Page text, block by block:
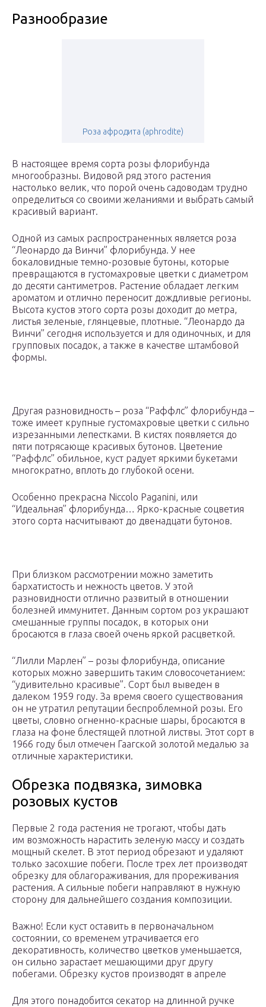
Разнообразие
Роза афродита (aphrodite)
В настоящее время сорта розы флорибунда
многообразны. Видовой ряд этого растения
настолько велик, что порой очень садоводам трудно
определиться со своими желаниями и выбрать самый
красивый вариант.
Одной из самых распространенных является роза
“Леонардо да Винчи” флорибунда. У нее
бокаловидные темно-розовые бутоны, которые
превращаются в густомахровые цветки с диаметром
до десяти сантиметров. Растение обладает легким
ароматом и отлично переносит дождливые регионы.
Высота кустов этого сорта розы доходит до метра,
листья зеленые, глянцевые, плотные. “Леонардо да
Винчи” сегодня используется и для одиночных, и для
групповых посадок, а также в качестве штамбовой
формы.
Другая разновидность – роза “Раффлс” флорибунда –
тоже имеет крупные густомахровые цветки с сильно
изрезанными лепестками. В кистях появляется до
пяти потрясающе красивых бутонов. Цветение
“Раффлс” обильное, куст радует яркими букетами
многократно, вплоть до глубокой осени.
Особенно прекрасна Niccolo Paganini, или
“Идеальная” флорибунда… Ярко-красные соцветия
этого сорта насчитывают до двенадцати бутонов.
При близком рассмотрении можно заметить
бархатистость и нежность цветов. У этой
разновидности отлично развитый в отношении
болезней иммунитет. Данным сортом роз украшают
смешанные группы посадок, в которых они
бросаются в глаза своей очень яркой расцветкой.
“Лилли Марлен” – розы флорибунда, описание
которых можно завершить таким словосочетанием:
“удивительно красивые”. Сорт был выведен в
далеком 1959 году. За время своего существования
он не утратил репутации беспроблемной розы. Его
цветы, словно огненно-красные шары, бросаются в
глаза на фоне блестящей плотной листвы. Этот сорт в
1966 году был отмечен Гаагской золотой медалью за
отличные характеристики.
Обрезка подвязка, зимовка
розовых кустов
Первые 2 года растения не трогают, чтобы дать
им возможность нарастить зеленую массу и создать
мощный скелет. В этот период обрезают и удаляют
только засохшие побеги. После трех лет производят
обрезку для облагораживания, для прореживания
растения. А сильные побеги направляют в нужную
сторону для дальнейшего создания композиции.
Важно! Если куст оставить в первоначальном
состоянии, со временем утрачивается его
декоративность, количество цветков уменьшается,
он сильно зарастает мешающими друг другу
побегами. Обрезку кустов производят в апреле
Для этого понадобится секатор на длинной ручке